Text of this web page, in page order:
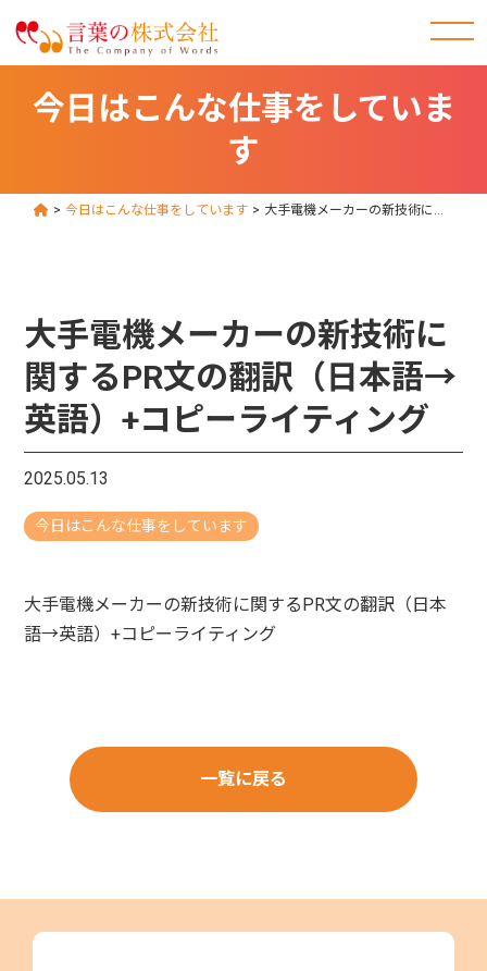
今日はこんな仕事をしていま
す
> 今日はこんな仕事をしています > 大手電機メーカーの新技術に関するPR文の翻訳（日本語→英語）+コピーライティング
大手電機メーカーの新技術に
関するPR文の翻訳（日本語→
英語）+コピーライティング
2025.05.13
今日はこんな仕事をしています
大手電機メーカーの新技術に関するPR文の翻訳（日本
語→英語）+コピーライティング
一覧に戻る